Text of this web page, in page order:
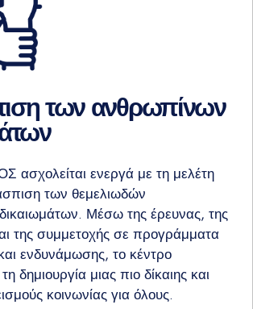
των ανθρωπίνων
ενεργά με τη μελέτη
των θεμελιωδών
Μέσω της έρευνας, της
της συμμετοχής σε προγράμματα
ενδυνάμωσης, το κέντρο
δημιουργία μιας πιο δίκαιης και
κοινωνίας για όλους.